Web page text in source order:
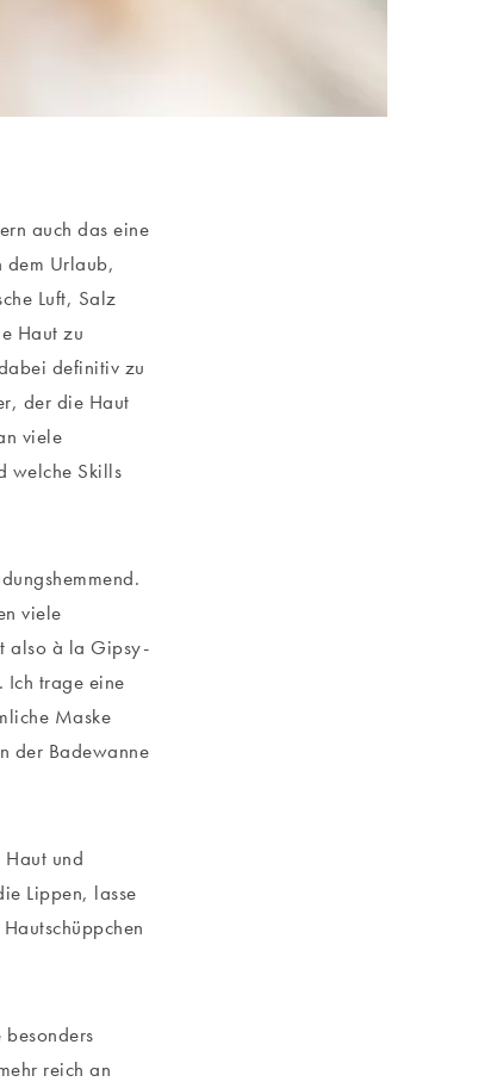
auch das eine
dem Urlaub,
Luft, Salz
Haut zu
definitiv zu
der die Haut
viele
welche Skills
viele
also à la Gipsy-
Ich trage eine
Maske
der Badewanne
und
Lippen, lasse
reich an